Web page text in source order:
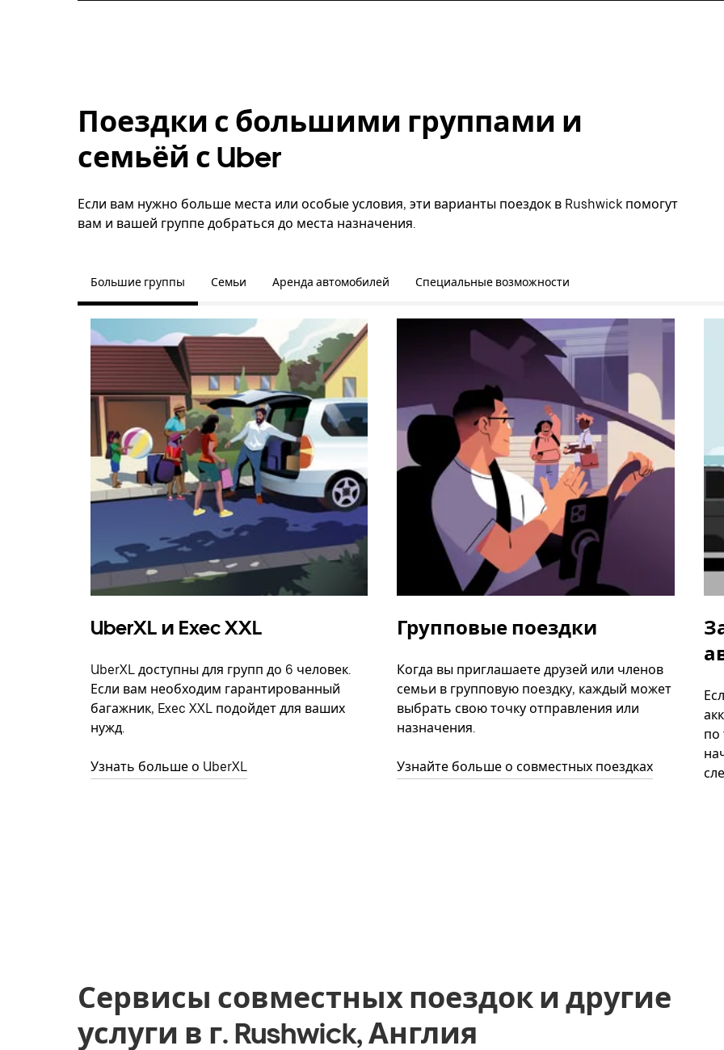
Поездки с большими группами и
семьёй с Uber
Если вам нужно больше места или особые условия, эти варианты поездок в Rushwick помогут
вам и вашей группе добраться до места назначения.
Большие группы Семьи Аренда автомобилей Специальные возможности
UberXL и Exec XXL
UberXL доступны для групп до 6 человек.
Если вам необходим гарантированный
багажник, Exec XXL подойдет для ваших
нужд.
Узнать больше о UberXL
Групповые поездки
Когда вы приглашаете друзей или членов
семьи в групповую поездку, каждый может
выбрать свою точку отправления или
назначения.
Узнайте больше о совместных поездках
по
Сервисы совместных поездок и другие
услуги в г. Rushwick, Англия